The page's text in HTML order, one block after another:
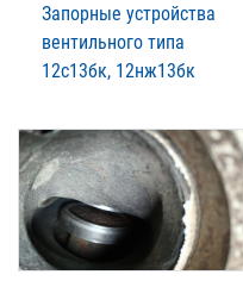
Запорные устройства
вентильного типа
12с13бк, 12нж13бк